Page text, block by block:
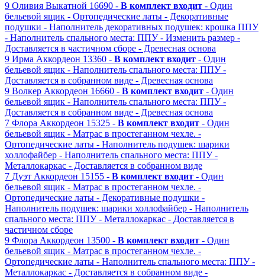
9 Оливия Выкатной 16690 - В комплект входит - Один
бельевой ящик - Ортопедические латы - Декоративные
подушки - Наполнитель декоративных подушек: крошка ППУ
- Наполнитель спального места: ППУ - Изменить размер -
Доставляется в частичном сборе - Древесная основа
9 Ирма Аккордеон 13360 - В комплект входит - Один
бельевой ящик - Наполнитель спального места: ППУ -
Доставляется в собранном виде - Древесная основа
9 Волкер Аккордеон 16660 - В комплект входит - Один
бельевой ящик - Наполнитель спального места: ППУ -
Доставляется в собранном виде - Древесная основа
7 Флора Аккордеон 15325 - В комплект входит - Один
бельевой ящик - Матрас в простеганном чехле. -
Ортопедические латы - Наполнитель подушек: шарики
холлофайбер - Наполнитель спального места: ППУ -
Металлокаркас - Доставляется в собранном виде
7 Дуэт Аккордеон 15155 - В комплект входит - Один
бельевой ящик - Матрас в простеганном чехле. -
Ортопедические латы - Декоративные подушки -
Наполнитель подушек: шарики холлофайбер - Наполнитель
спального места: ППУ - Металлокаркас - Доставляется в
частичном сборе
9 Флора Аккордеон 13500 - В комплект входит - Один
бельевой ящик - Матрас в простеганном чехле. -
Ортопедические латы - Наполнитель спального места: ППУ -
Металлокаркас - Доставляется в собранном виде -